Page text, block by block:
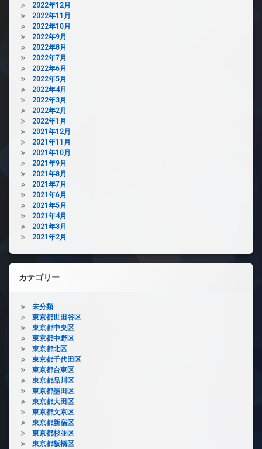
2022年12月
2022年11月
2022年10月
2022年9月
2022年8月
2022年7月
2022年6月
2022年5月
2022年4月
2022年3月
2022年2月
2022年1月
2021年12月
2021年11月
2021年10月
2021年9月
2021年8月
2021年7月
2021年6月
2021年5月
2021年4月
2021年3月
2021年2月
カテゴリー
未分類
東京都世田谷区
東京都中央区
東京都中野区
東京都北区
東京都千代田区
東京都台東区
東京都品川区
東京都墨田区
東京都大田区
東京都文京区
東京都新宿区
東京都杉並区
東京都板橋区